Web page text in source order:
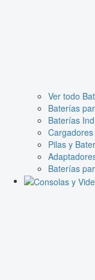
Ver todo
Baterías
Baterías
Pilas y
Baterías